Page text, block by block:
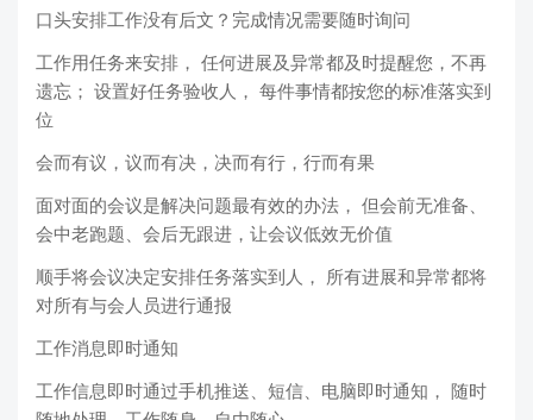
口头安排工作没有后文？完成情况需要随时询问
工作用任务来安排， 任何进展及异常都及时提醒您，不再
遗忘； 设置好任务验收人， 每件事情都按您的标准落实到
位
会而有议，议而有决，决而有行，行而有果
面对面的会议是解决问题最有效的办法， 但会前无准备、
会中老跑题、会后无跟进，让会议低效无价值
顺手将会议决定安排任务落实到人， 所有进展和异常都将
对所有与会人员进行通报
工作消息即时通知
工作信息即时通过手机推送、短信、电脑即时通知， 随时